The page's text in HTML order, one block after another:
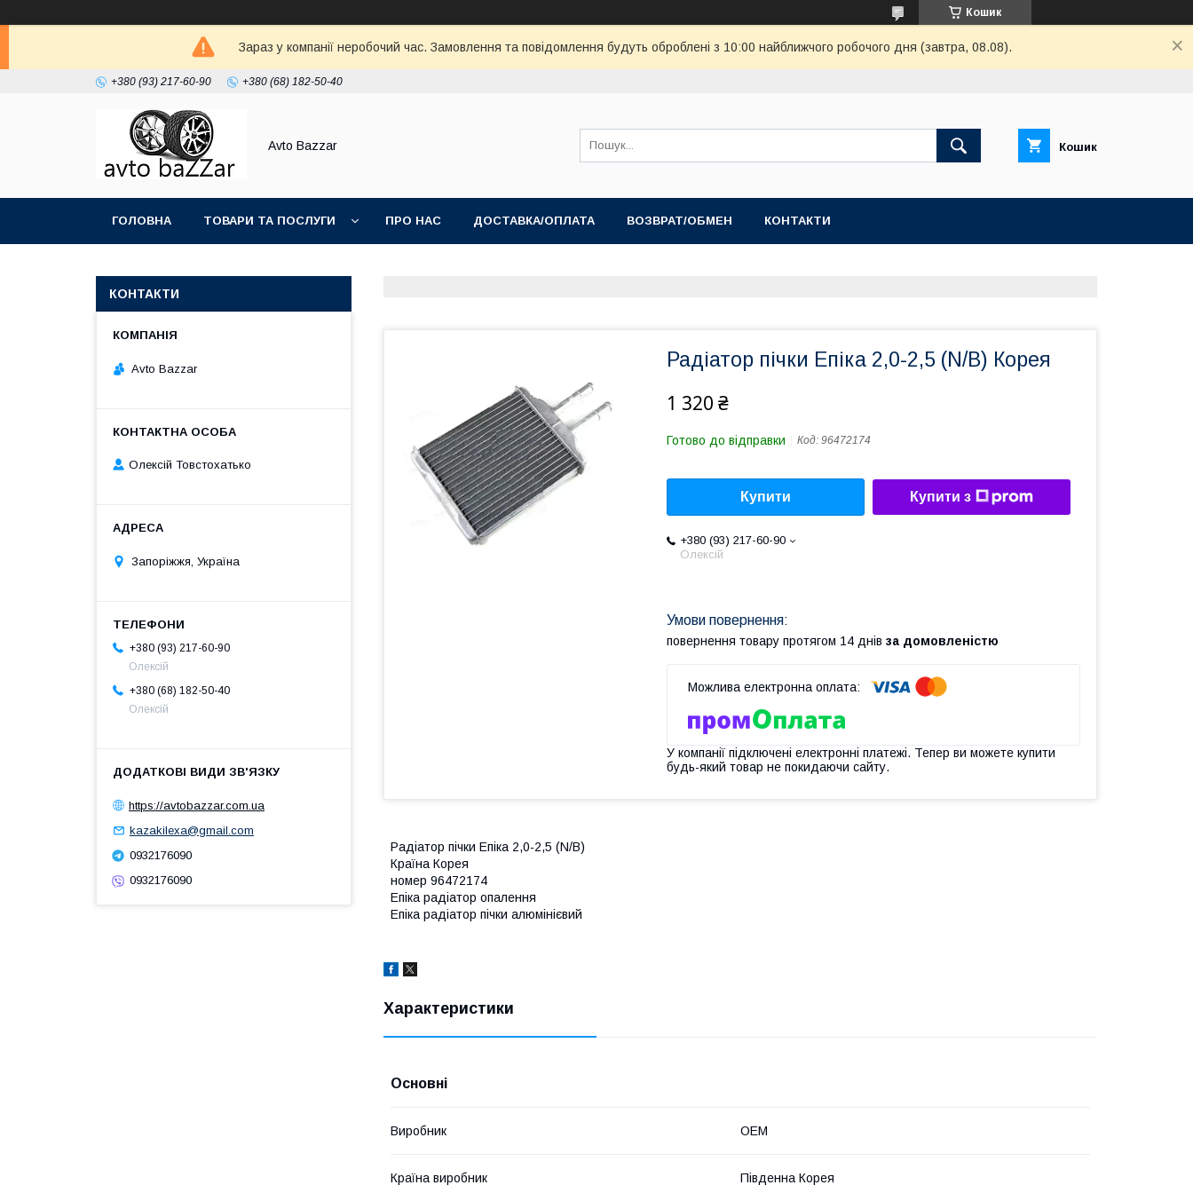
Кошик
Зараз у компанії неробочий час. Замовлення та повідомлення будуть оброблені з 10:00 найближчого робочого дня (завтра, 08.08).
+380 (93) 217-60-90 +380 (68) 182-50-40
Avto Bazzar Кошик
ГОЛОВНА ТОВАРИ ТА ПОСЛУГИ ПРО НАС ДОСТАВКА/ОПЛАТА ВОЗВРАТ/ОБМЕН КОНТАКТИ
Радіатор пічки Епіка 2,0-2,5 (N/B) Корея
1 320 ₴
Готово до відправки Код: 96472174
Купити Купити з
+380 (93) 217-60-90
Олексій
повернення товару протягом 14 днів за домовленістю
У компанії підключені електронні платежі. Тепер ви можете купити
будь-який товар не покидаючи сайту.
Радіатор пічки Епіка 2,0-2,5 (N/B)
Країна Корея
номер 96472174
Епіка радіатор опалення
Епіка радіатор пічки алюмінієвий
Характеристики
Основні
Виробник OEM
Країна виробник Південна Корея
КОНТАКТИ
Avto Bazzar
Олексій Товстохатько
Запоріжжя, Україна
+380 (93) 217-60-90
Олексій
+380 (68) 182-50-40
Олексій
https://avtobazzar.com.ua
kazakilexa@gmail.com
0932176090
0932176090